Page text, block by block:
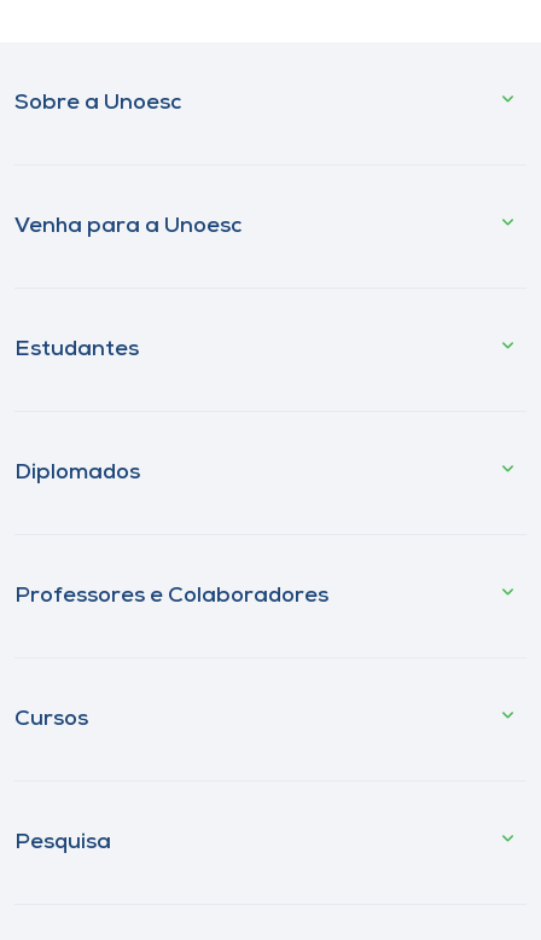
Sobre a Unoesc
Venha para a Unoesc
Estudantes
Diplomados
Professores e Colaboradores
Cursos
Pesquisa